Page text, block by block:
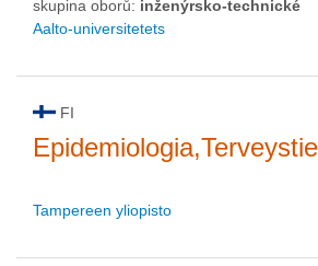
skupina oborů: inženýrsko-technické
Aalto-universitetets
FI
Tampereen yliopisto